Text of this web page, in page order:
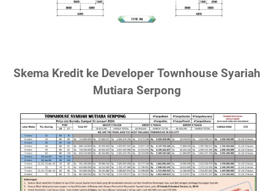
Skema Kredit ke Developer Townhouse Syariah
Mutiara Serpong